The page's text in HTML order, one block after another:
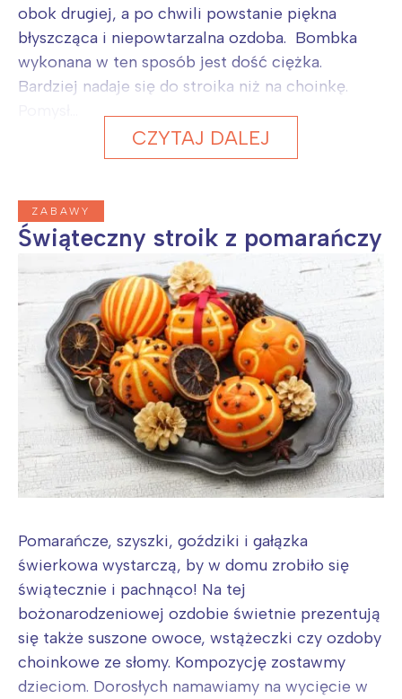
obok drugiej, a po chwili powstanie piękna
błyszcząca i niepowtarzalna ozdoba. Bombka
wykonana w ten sposób jest dość ciężka.
Bardziej nadaje się do stroika niż na choinkę.
CZYTAJ DALEJ
ZABAWY
Świąteczny stroik z pomarańczy
Pomarańcze, szyszki, goździki i gałązka
świerkowa wystarczą, by w domu zrobiło się
świątecznie i pachnąco! Na tej
bożonarodzeniowej ozdobie świetnie prezentują
się także suszone owoce, wstążeczki czy ozdoby
choinkowe ze słomy. Kompozycję zostawmy
dzieciom. Dorosłych namawiamy na wycięcie w